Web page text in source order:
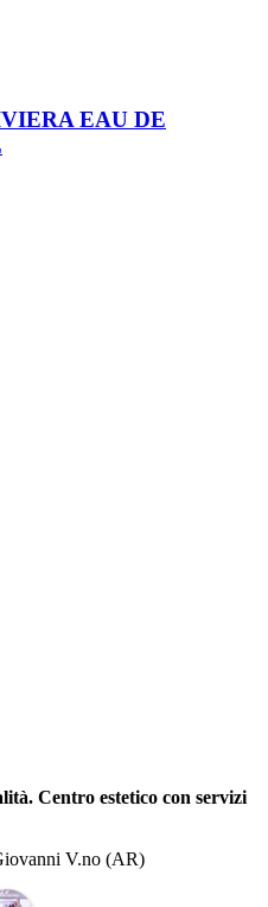
EAU DE
Centro estetico con servizi
V.no (AR)